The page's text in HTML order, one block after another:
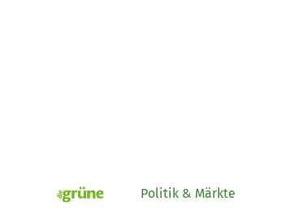
pv_die-grune-online Politik & Märkte